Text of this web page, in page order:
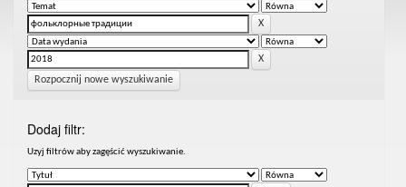
Rozpocznij nowe wyszukiwanie
Dodaj filtr:
Uzyj filtrów aby zagęścić wyszukiwanie.